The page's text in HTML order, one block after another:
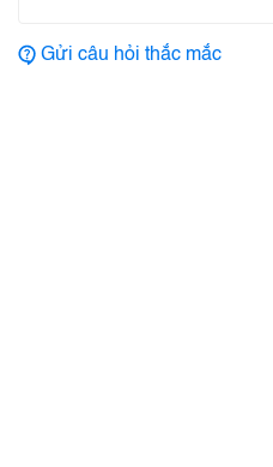
Gửi câu hỏi thắc mắc